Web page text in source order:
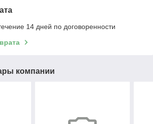
14 дней по договоренности
компании